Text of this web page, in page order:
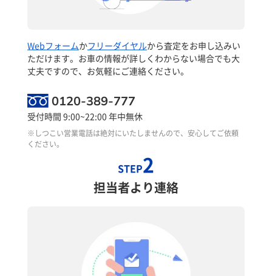
Webフォームかフリーダイヤルから査定をお申し込みい
ただけます。お車の情報が詳しくわからない場合でも大
丈夫ですので、お気軽にご連絡ください。
0120-389-777
受付時間 9:00~22:00 年中無休
※しつこい営業電話は絶対にいたしませんので、安心してご依頼
ください。
STEP2
担当者より連絡